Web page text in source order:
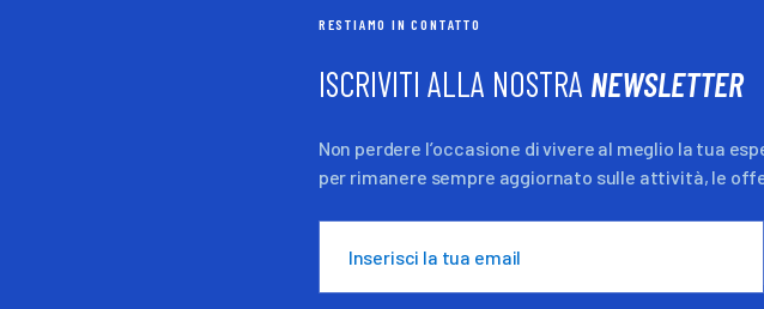
RESTIAMO IN CONTATTO
ISCRIVITI ALLA NOSTRA NEWSLETTER
Non perdere l’occasione di vivere al meglio la tua
per rimanere sempre aggiornato sulle attività, le